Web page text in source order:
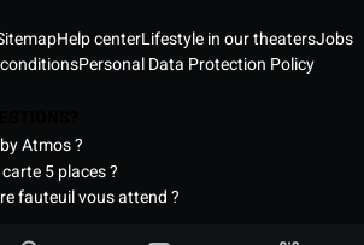
Help centerLifestyle in our theatersJobs
Personal Data Protection Policy
Atmos ?
5 places ?
fauteuil vous attend ?